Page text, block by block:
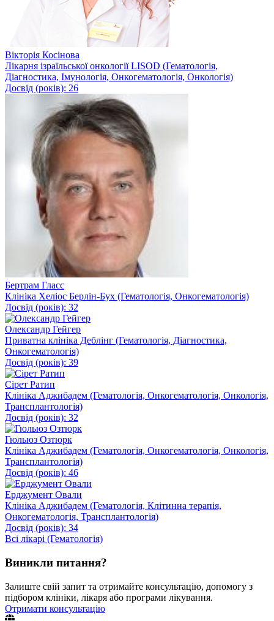
Вікторія Косінова
Лікарня ізраїльської онкології LISOD (Гематологія,
Діагностика, Імунологія, Онкогематологія, Онкологія)
Досвід (років): 26
Бертрам Гласс
Клініка Хеліос Берлін-Бух (Гематологія, Онкогематологія)
Досвід (років): 32
Олександр Гейгер
Приватна клініка Деблінг (Гематологія, Діагностика,
Онкогематологія)
Досвід (років): 39
Сірет Ратип
Клініка Аджибадем (Гематологія, Онкогематологія, Онкологія,
Трансплантологія)
Досвід (років): 32
Гюльюз Озтюрк
Клініка Аджибадем (Гематологія, Онкогематологія, Онкологія,
Трансплантологія)
Досвід (років): 46
Ерджумент Овали
Клініка Аджибадем (Гематологія, Клітинна терапія,
Онкогематологія, Трансплантологія)
Досвід (років): 34
Всі лікарі (Гематологія)
Виникли питання?
Залиште свій запит та отримайте консультацію, допомогу з
підбором клініки, лікаря або програми лікування.
Отримати консультацію